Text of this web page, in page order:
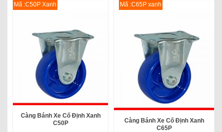
Mã :C50P Xanh
Càng Bánh Xe Cố Định Xanh
C50P
Mã :C65P xanh
Càng Bánh Xe Cố Định Xanh
C65P